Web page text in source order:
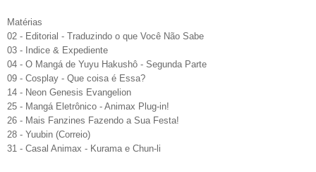
Matérias
02 - Editorial - Traduzindo o que Você Não Sabe
03 - Indice & Expediente
04 - O Mangá de Yuyu Hakushô - Segunda Parte
09 - Cosplay - Que coisa é Essa?
14 - Neon Genesis Evangelion
25 - Mangá Eletrônico - Animax Plug-in!
26 - Mais Fanzines Fazendo a Sua Festa!
28 - Yuubin (Correio)
31 - Casal Animax - Kurama e Chun-li